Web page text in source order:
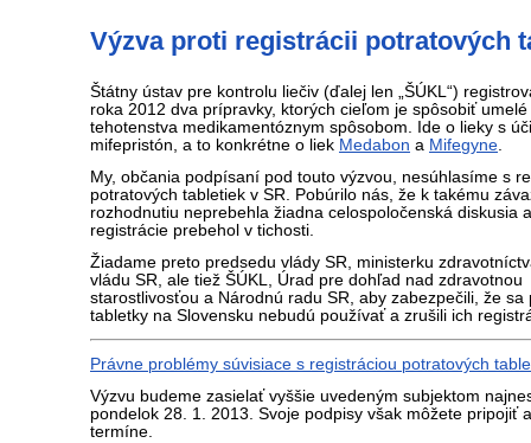
Výzva proti registrácii potratových
Štátny ústav pre kontrolu liečiv (ďalej len „ŠÚKL“)
roka 2012 dva prípravky, ktorých cieľom je spôsobiť
tehotenstva medikamentóznym spôsobom. Ide o lieky s
mifepristón, a to konkrétne o liek Medabon a Mifegyne.
My, občania podpísaní pod touto výzvou, nesúhlasíme s
potratových tabletiek v SR. Pobúrilo nás, že k takému
rozhodnutiu neprebehla žiadna celospoločenská diskusia
registrácie prebehol v tichosti.
Žiadame preto predsedu vlády SR, ministerku
vládu SR, ale tiež ŠÚKL, Úrad pre dohľad nad zdravotnou
starostlivosťou a Národnú radu SR, aby zabezpečili, že sa
tabletky na Slovensku nebudú používať a zrušili ich
Právne problémy súvisiace s registráciou potratových
Výzvu budeme zasielať vyššie uvedeným subjektom
pondelok 28. 1. 2013. Svoje podpisy však môžete pripojiť
termíne.